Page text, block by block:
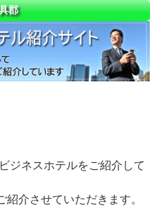
郡
ジネスホテルをご紹介して
介させていただきます。